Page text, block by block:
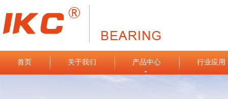
首页 关于我们 产品中心 行业应用